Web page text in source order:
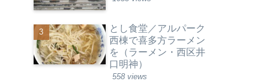
とし食堂／アルパーク
西棟で喜多方ラーメン
を（ラーメン・西区井
口明神）
558 views